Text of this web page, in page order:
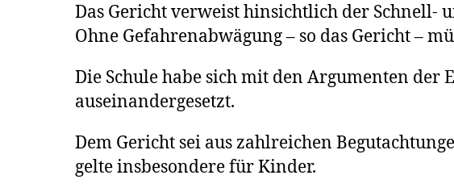
Das Gericht verweist hinsichtlich der Schnell-
Ohne Gefahrenabwägung – so das Gericht –
Die Schule habe sich mit den Argumenten
auseinandergesetzt.
Dem Gericht sei aus zahlreichen
gelte insbesondere für Kinder.